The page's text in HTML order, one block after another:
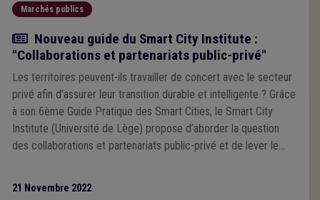
Marchés publics
Actualité
Nouveau guide du Smart City Institute :
"Collaborations et partenariats public-privé"
Les territoires peuvent-ils travailler de concert avec le secteur
privé afin d’assurer leur transition durable et intelligente ? Grâce
à son 6ème Guide Pratique des Smart Cities, le Smart City
Institute (Université de Lège) propose d’aborder la question
des collaborations et partenariats public-privé et de lever le
21 Novembre 2022